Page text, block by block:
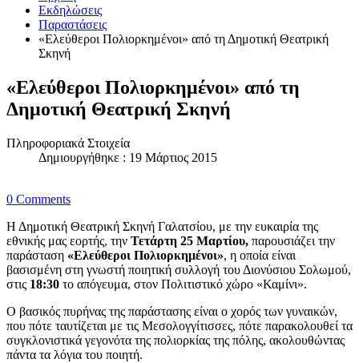
Εκδηλώσεις
Παραστάσεις
«Ελεύθεροι Πολιορκημένοι» από τη Δημοτική Θεατρική
Σκηνή
«Ελεύθεροι Πολιορκημένοι» από τη
Δημοτική Θεατρική Σκηνή
Πληροφοριακά Στοιχεία
Δημιουργήθηκε : 19 Μάρτιος 2015
0 Comments
Η Δημοτική Θεατρική Σκηνή Γαλατσίου, με την ευκαιρία της
εθνικής μας εορτής, την Τετάρτη 25 Μαρτίου, παρουσιάζει την
παράσταση «Ελεύθεροι Πολιορκημένοι», η οποία είναι
βασισμένη στη γνωστή ποιητική συλλογή του Διονύσιου Σολωμού,
στις 18:30 το απόγευμα, στον Πολιτιστικό χώρο «Καμίνι».
Ο βασικός πυρήνας της παράστασης είναι ο χορός των γυναικών,
που πότε ταυτίζεται με τις Μεσολογγίτισσες, πότε παρακολουθεί τα
συγκλονιστικά γεγονότα της πολιορκίας της πόλης, ακολουθώντας
πάντα τα λόγια του ποιητή.